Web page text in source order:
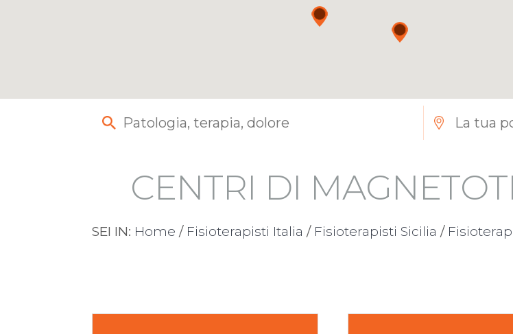
CENTRI DI
SEI IN: Home / Fisioterapisti Italia / Fisioterapisti Sicilia /